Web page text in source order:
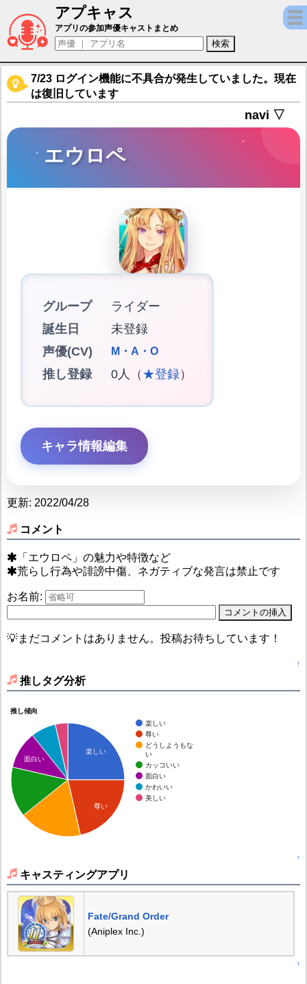
アプキャス
エウロペ（声優：M・A・O)【Fate/Grand
アプリの参加声優キャストまとめ
7/23 ログイン機能に不具合が発生していました。現在
は復旧しています
navi ▽
エウロペ
グループ
ライダー
誕生日
未登録
声優(CV)
M・A・O
推し登録 0人（ ★登録）
キャラ情報編集
更新: 2022/04/28
コメント
「エウロペ」の魅力や特徴など
荒らし行為や誹謗中傷、ネガティブな発言は禁止です
お名前:
💡まだコメントはありません。投稿お待ちしています！
↑
推しタグ分析
推し傾向
楽しい
尊い
どうしようもな
い
カッコいい
面白い
かわいい
美しい
楽しい
尊い
面白い
↑
キャスティングアプリ
Fate/Grand Order
(Aniplex Inc.)
↑